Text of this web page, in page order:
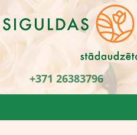
+371 26383796